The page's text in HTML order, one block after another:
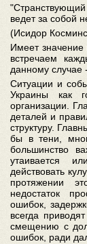
ведет за собой
(Исидор
Имеет
встречаем
данному случае
Ситуации и
Украины как
организации.
деталей и
структуру.
бы в тени,
большинство
утаивается
действовать
протяжении
недостаток
ошибок,
всегда
смещению с
ошибок, ради